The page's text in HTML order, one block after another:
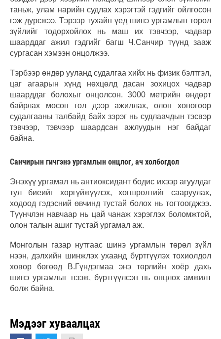
таньж, улам нарийн судлах хэрэгтэй гэдгийг ойлгосон
гэж дурсжээ. Тэрээр тухайн үед шинэ ургамлын төрөл
зүйлийг тодорхойлох нь маш их тэвчээр, чадвар
шаарддаг ажил гэдгийг багш Ч.Санчир түүнд зааж
сургасан хэмээн онцолжээ.
Тэрбээр өндөр ууланд судалгаа хийх нь физик бэлтгэл,
цаг агаарын хүнд нөхцөлд дасан зохицох чадвар
шаарддаг болохыг онцолсон. 3000 метрийн өндөрт
байрлах мөсөн гол дээр ажиллах, олон хоногоор
судалгааны талбайд байх зэрэг нь судлаачдын тэсвэр
тэвчээр, тэвчээр шаардсан ажлуудын нэг байдаг
байна.
Санчирын гичгэнэ ургамлын онцлог, ач холбогдол
Энэхүү ургамал нь антиоксидант бодис ихээр агуулдаг
тул биеийг хоргүйжүүлэх, хөгшрөлтийг сааруулах,
ходоод гэдэсний өвчинд тустай болох нь тогтоогджээ.
Түүнчлэн навчаар нь цай чанаж хэрэглэх боломжтой,
олон талын ашиг тустай ургамал аж.
Монголын газар нутгаас шинэ ургамлын төрөл зүйл
нээн, дэлхийн шинжлэх ухаанд бүртгүүлэх тохиолдол
ховор бөгөөд В.Гүндэгмаа энэ төрлийн хоёр дахь
шинэ ургамлыг нээж, бүртгүүлсэн нь онцлох амжилт
болж байна.
Мэдээг хуваалцах